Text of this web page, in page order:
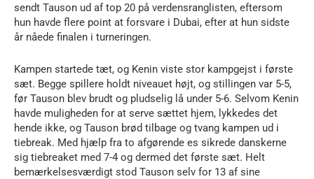
sendt Tauson ud af top 20 på verdensranglisten, eftersom
hun havde flere point at forsvare i Dubai, efter at hun sidste
år nåede finalen i turneringen.
Kampen startede tæt, og Kenin viste stor kampgejst i første
sæt. Begge spillere holdt niveauet højt, og stillingen var 5-5,
før Tauson blev brudt og pludselig lå under 5-6. Selvom Kenin
havde muligheden for at serve sættet hjem, lykkedes det
hende ikke, og Tauson brød tilbage og tvang kampen ud i
tiebreak. Med hjælp fra to afgørende es sikrede danskerne
sig tiebreaket med 7-4 og dermed det første sæt. Helt
bemærkelsesværdigt stod Tauson selv for 13 af sine